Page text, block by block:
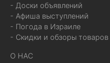
- Доски объявлений
- Афиша выступлений
- Погода в Израиле
- Скидки и обзоры товаров
О НАС